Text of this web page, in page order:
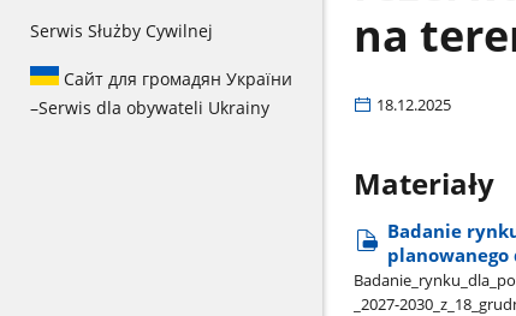
Serwis Służby Cywilnej
Сайт для громадян України
–Serwis dla obywateli Ukrainy
na
18.12.2025
Materiały
Badanie
planowanego
_2027-